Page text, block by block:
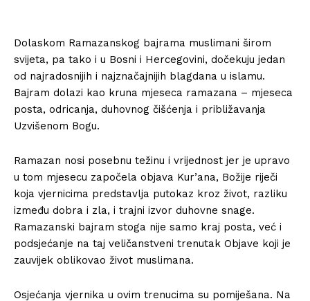
Dolaskom Ramazanskog bajrama muslimani širom
svijeta, pa tako i u Bosni i Hercegovini, dočekuju jedan
od najradosnijih i najznačajnijih blagdana u islamu.
Bajram dolazi kao kruna mjeseca ramazana – mjeseca
posta, odricanja, duhovnog čišćenja i približavanja
Uzvišenom Bogu.
Ramazan nosi posebnu težinu i vrijednost jer je upravo
u tom mjesecu započela objava Kur’ana, Božije riječi
koja vjernicima predstavlja putokaz kroz život, razliku
između dobra i zla, i trajni izvor duhovne snage.
Ramazanski bajram stoga nije samo kraj posta, već i
podsjećanje na taj veličanstveni trenutak Objave koji je
zauvijek oblikovao život muslimana.
Osjećanja vjernika u ovim trenucima su pomiješana. Na